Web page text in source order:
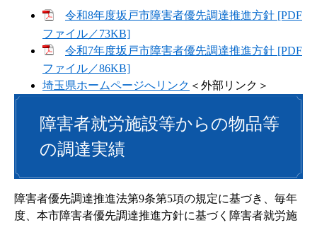
令和8年度坂戸市障害者優先調達推進方針 [PDF
ファイル／73KB]
令和7年度坂戸市障害者優先調達推進方針 [PDF
ファイル／86KB]
埼玉県ホームページへリンク ＜外部リンク＞
障害者就労施設等からの物品等
の調達実績
障害者優先調達推進法第9条第5項の規定に基づき、毎年
度、本市障害者優先調達推進方針に基づく障害者就労施